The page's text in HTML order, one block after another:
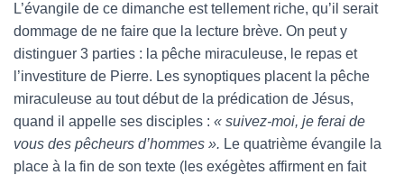
L’évangile de ce dimanche est tellement riche, qu’il serait
dommage de ne faire que la lecture brève. On peut y
distinguer 3 parties : la pêche miraculeuse, le repas et
l’investiture de Pierre. Les synoptiques placent la pêche
miraculeuse au tout début de la prédication de Jésus,
quand il appelle ses disciples : « suivez-moi, je ferai de
vous des pêcheurs d’hommes ». Le quatrième évangile la
place à la fin de son texte (les exégètes affirment en fait